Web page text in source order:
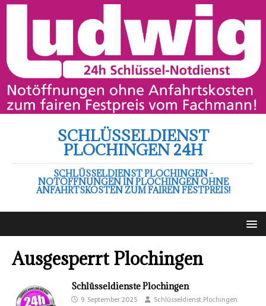
SCHLÜSSELDIENST
PLOCHINGEN 24H
SCHLÜSSELDIENST PLOCHINGEN -
NOTÖFFNUNGEN IN PLOCHINGEN OHNE
ANFAHRTSKOSTEN ZUM FAIREN FESTPREIS!
Ausgesperrt Plochingen
Schlüsseldienste Plochingen
9. September 2025 Schlüsseldienst Plochingen